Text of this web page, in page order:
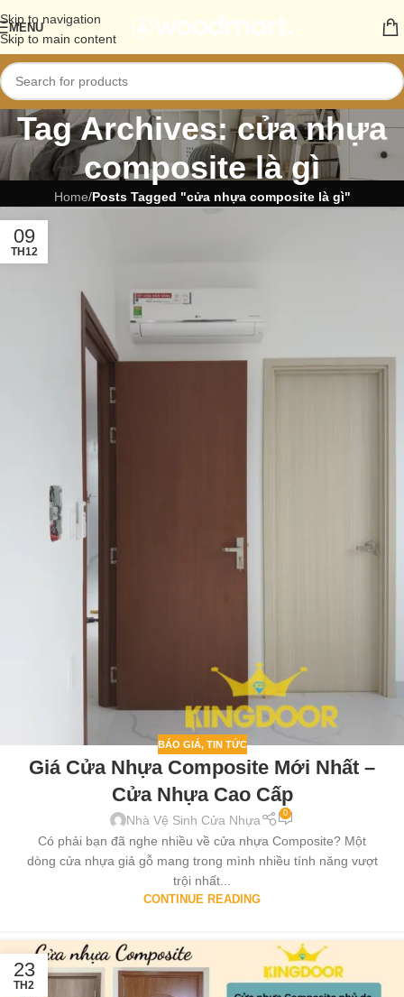
Skip to navigation
Skip to main content
MENU
Tag Archives: cửa nhựa
composite là gì
Home/Posts Tagged "cửa nhựa composite là gì"
09
TH12
BÁO GIÁ, TIN TỨC
Giá Cửa Nhựa Composite Mới Nhất –
Cửa Nhựa Cao Cấp
Nhà Vệ Sinh Cửa Nhựa 0
Có phải bạn đã nghe nhiều về cửa nhựa Composite? Một
dòng cửa nhựa giả gỗ mang trong mình nhiều tính năng vượt
trội nhất...
CONTINUE READING
23
TH2